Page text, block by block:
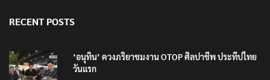
RECENT POSTS
‘อนุทิน’ ควงภริยาชมงาน OTOP ศิลปาชีพ ประทีปไทย
วันแรก